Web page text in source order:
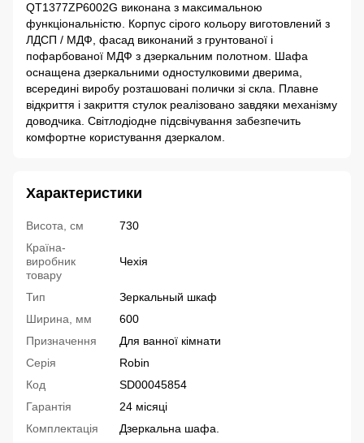
QT1377ZP6002G виконана з максимальною
функціональністю. Корпус сірого кольору виготовлений з
ЛДСП / МДФ, фасад виконаний з грунтованої і
пофарбованої МДФ з дзеркальним полотном. Шафа
оснащена дзеркальними одностулковими дверима,
всередині виробу розташовані полички зі скла. Плавне
відкриття і закриття стулок реалізовано завдяки механізму
доводчика. Світлодіодне підсвічування забезпечить
комфортне користування дзеркалом.
Характеристики
Висота, см
730
Країна-
виробник
товару
Чехія
Тип
Зеркальный шкаф
Ширина, мм
600
Призначення
Для ванної кімнати
Серія
Robin
Код
SD00045854
Гарантія
24 місяці
Комплектація
Дзеркальна шафа.